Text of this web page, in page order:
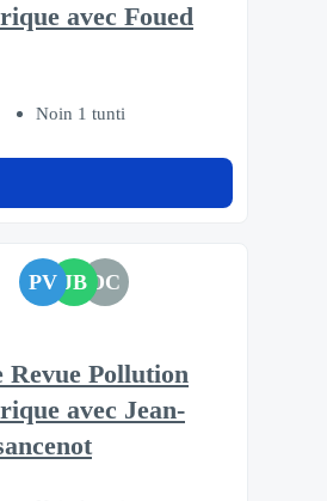
avec Foued
Noin 1 tunti
PV JB DC
Revue Pollution
avec Jean-